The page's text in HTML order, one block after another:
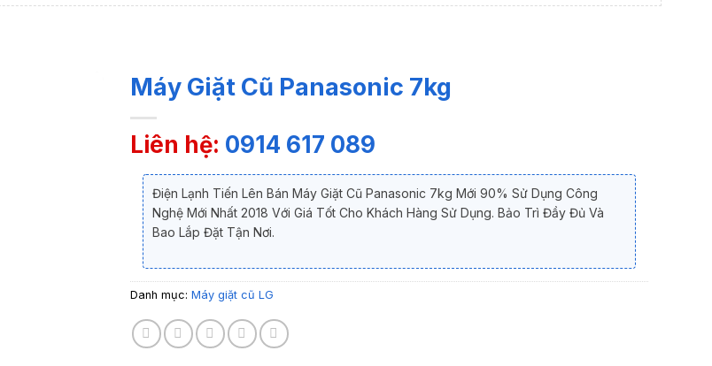
Máy Giặt Cũ Panasonic 7kg
Liên hệ: 0914 617 089
Điện Lạnh Tiến Lên Bán Máy Giặt Cũ Panasonic 7kg Mới 90% Sử Dụng Công
Nghệ Mới Nhất 2018 Với Giá Tốt Cho Khách Hàng Sử Dụng. Bảo Trì Đầy Đủ Và
Bao Lắp Đặt Tận Nơi.
Danh mục: Máy giặt cũ LG